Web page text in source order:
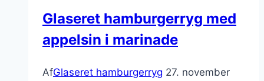
Glaseret hamburgerryg med
appelsin i marinade
AfGlaseret hamburgerryg 27. november